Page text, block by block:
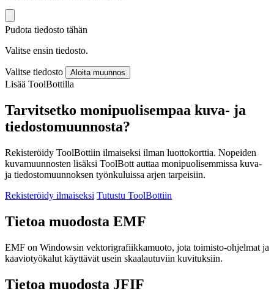
Pudota tiedosto tähän
Valitse ensin tiedosto.
Valitse tiedosto Aloita muunnos
Lisää ToolBottilla
Tarvitsetko monipuolisempaa kuva- ja
tiedostomuunnosta?
Rekisteröidy ToolBottiin ilmaiseksi ilman luottokorttia. Nopeiden
kuvamuunnosten lisäksi ToolBott auttaa monipuolisemmissa kuva-
ja tiedostomuunnoksen työnkuluissa arjen tarpeisiin.
Rekisteröidy ilmaiseksi Tutustu ToolBottiin
Tietoa muodosta EMF
EMF on Windowsin vektorigrafiikkamuoto, jota toimisto-ohjelmat ja
kaaviotyökalut käyttävät usein skaalautuviin kuvituksiin.
Tietoa muodosta JFIF